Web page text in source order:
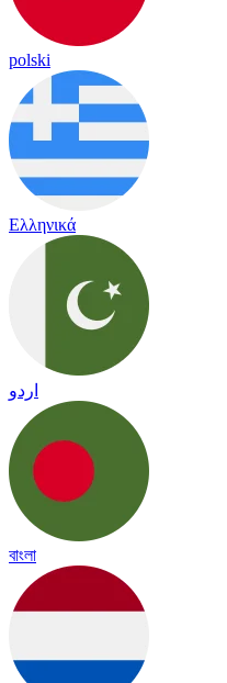
polski
Ελληνικά
اردو
বাংলা